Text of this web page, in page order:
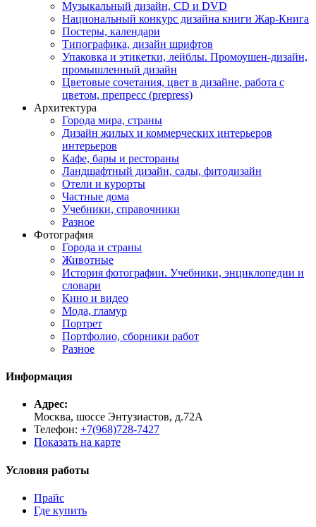
Музыкальный дизайн, СD и DVD
Национальный конкурс дизайна книги Жар-Книга
Постеры, календари
Типографика, дизайн шрифтов
Упаковка и этикетки, лейблы. Промоушен-дизайн,
промышленный дизайн
Цветовые сочетания, цвет в дизайне, работа с
цветом, препресс (prepress)
Архитектура
Города мира, страны
Дизайн жилых и коммерческих интерьеров
интерьеров
Кафе, бары и рестораны
Ландшафтный дизайн, сады, фитодизайн
Отели и курорты
Частные дома
Учебники, справочники
Разное
Фотография
Города и страны
Животные
История фотографии. Учебники, энциклопедии и
словари
Кино и видео
Мода, гламур
Портрет
Портфолио, сборники работ
Разное
Информация
Адрес:
Москва, шоссе Энтузиастов, д.72А
Телефон: +7(968)728-7427
Показать на карте
Условия работы
Прайс
Где купить